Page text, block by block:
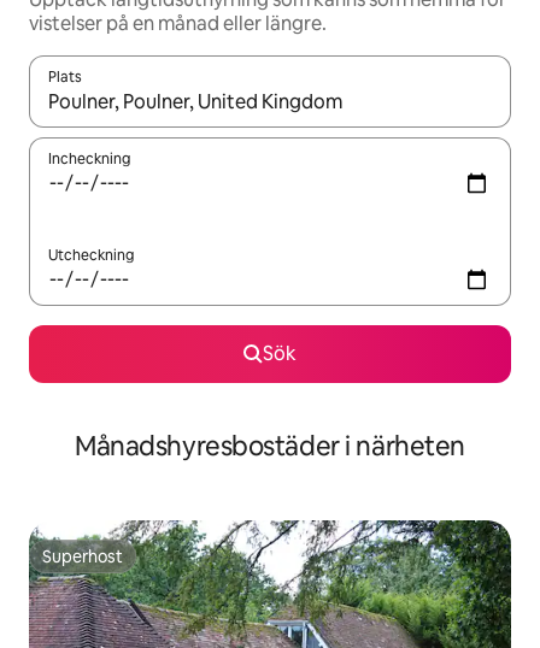
vistelser på en månad eller längre.
Plats
När resultaten är tillgängliga kan du navigera med upp- och
Incheckning
Utcheckning
Sök
Månadshyresbostäder i närheten
Superhost
Superhost